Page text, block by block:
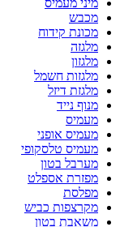
מכבש
מכונת קידוח
מלגזה
מלגזון
מלגזות חשמל
מלגזת דיזל
מנוף נייד
מעמיס
מעמיס אופני
מעמיס טלסקופי
מערבל בטון
מפזרת אספלט
מפלסת
מקרצפות כביש
משאבת בטון